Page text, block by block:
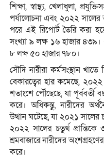
শিক্ষা, স্বাস্থ্য, খেলাধুলা,
পর্যালোচনা এবং ২০২২
পরে এই রিপোর্ট তৈরি করা
সংখ্যা ৯ লক্ষ ১৬ হাজার
৮ লক্ষ ৫০ হাজার ৭৮০।
সৌদি নারীরা কর্মসংস্থান খাতে
বেকারত্বের হার কমেছে,
শতাংশে পৌঁছেছে, যা পূর্ববর্তী
করে। অধিকন্তু, নারীদের
উত্থান ঘটেছে, যা ২০২১ সালের
২০২২ সালের চতুর্থ
শ্রমবাজারে নারীদের
করে।